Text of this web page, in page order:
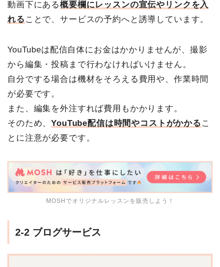
動画下にある概要欄にレッスンの宣伝やリンクを入
れる ことで、サービスの予約へと誘導しています。
YouTubeは配信自体にお金はかかりませんが、撮影
から編集・投稿まで行わなければいけません。
自分でする場合は機材をそろえる費用や、作業時間
が必要です。
また、編集を外注すれば費用もかかります。
そのため、YouTube配信は時間やコストがかかる こ
とに注意が必要です。
MOSHでオリジナルレッスンを販売しよう！
2-2 ブログサービス